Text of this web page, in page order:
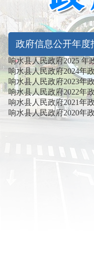
政府信息公开年度
响水县人民政府2025 年
响水县人民政府2024年
响水县人民政府2023年
响水县人民政府2022年
响水县人民政府2021年
响水县人民政府2020年